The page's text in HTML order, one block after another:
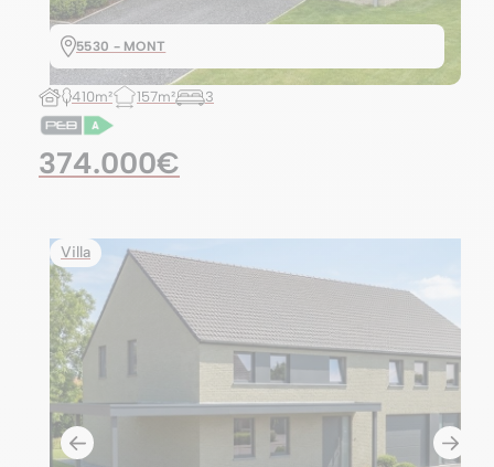
5530 - MONT
410m² 157m² 3
374.000€
Villa